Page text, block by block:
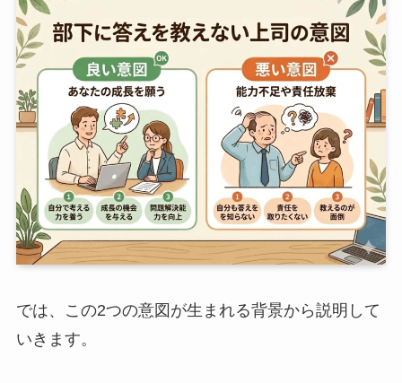
では、この2つの意図が生まれる背景から説明して
いきます。